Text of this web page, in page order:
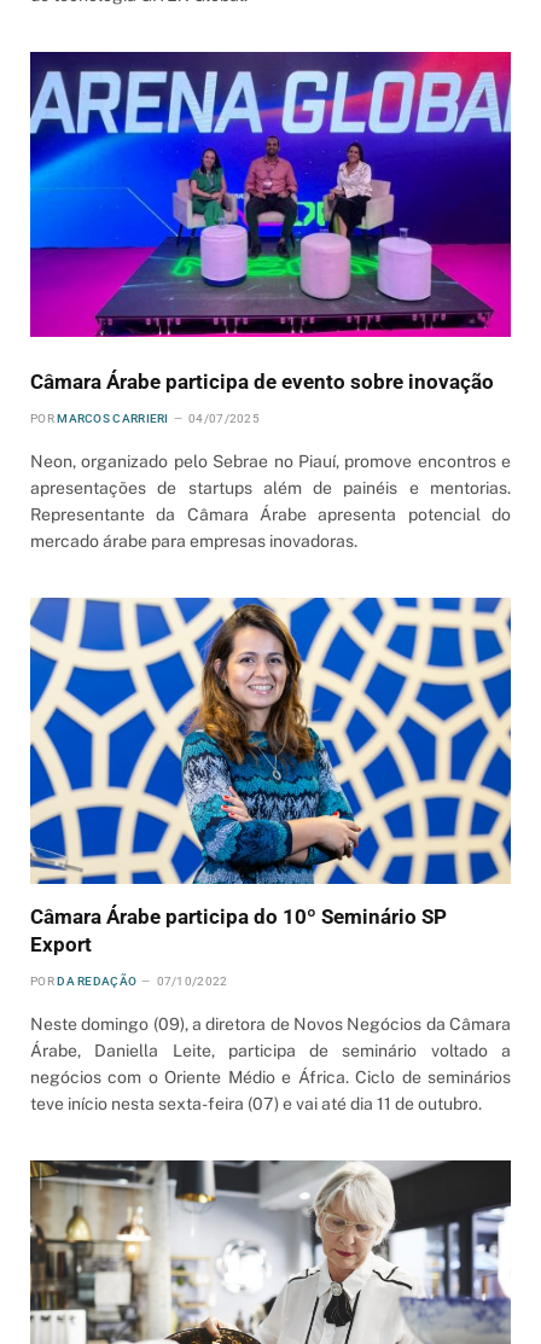
Câmara Árabe participa de evento sobre inovação
POR MARCOS CARRIERI 04/07/2025
Neon, organizado pelo Sebrae no Piauí, promove encontros e
apresentações de startups além de painéis e mentorias.
Representante da Câmara Árabe apresenta potencial do
mercado árabe para empresas inovadoras.
Câmara Árabe participa do 10º Seminário SP
Export
POR DA REDAÇÃO 07/10/2022
Neste domingo (09), a diretora de Novos Negócios da Câmara
Árabe, Daniella Leite, participa de seminário voltado a
negócios com o Oriente Médio e África. Ciclo de seminários
teve início nesta sexta-feira (07) e vai até dia 11 de outubro.